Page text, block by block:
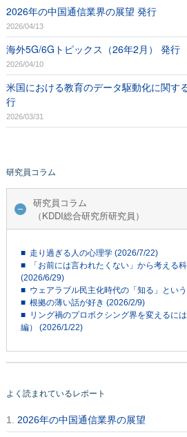
2026年の中国通信業界の展望 発行
2026/04/13
海外5G/6Gトピックス（26年2月） 発行
2026/04/10
米国における教育のデータ駆動化に関す
行
2026/03/31
研究員コラム
研究員コラム
（KDDI総合研究所研究員）
■ 走り過ぎる人の心理学 (2026/7/22)
■ 「お前には言われたくない」から考える
(2026/6/29)
■ ウェアラブル民主化時代の「知る」とい
■ 根拠の薄い話が好き (2026/2/9)
■ リング禍のプロボクシング界を変えるに
編） (2026/1/22)
よく読まれているレポート
1. 2026年の中国通信業界の展望